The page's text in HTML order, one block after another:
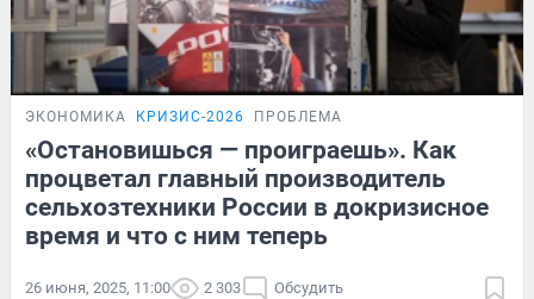
ЭКОНОМИКА КРИЗИС-2026 ПРОБЛЕМА
«Остановишься — проиграешь». Как
процветал главный производитель
сельхозтехники России в докризисное
время и что с ним теперь
26 июня, 2025, 11:00 2 303 Обсудить